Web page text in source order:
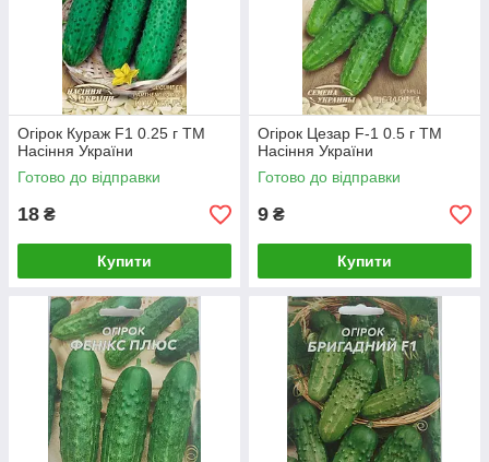
Огірок Кураж F1 0.25 г ТМ
Насіння України
Готово до відправки
18 ₴
Купити
Огірок Цезар F-1 0.5 г ТМ
Насіння України
Готово до відправки
9 ₴
Купити